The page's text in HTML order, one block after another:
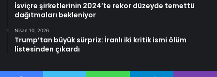
İsviçre şirketlerinin 2024’te rekor düzeyde temettü
dağıtmaları bekleniyor
Nisan 10, 2026
Trump’tan büyük sürpriz: İranlı iki kritik ismi ölüm
listesinden çıkardı